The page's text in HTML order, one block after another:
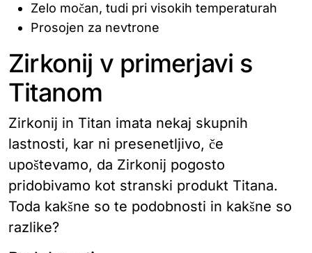
Zelo močan, tudi pri visokih temperaturah
Prosojen za nevtrone
Zirkonij v primerjavi s
Titanom
Zirkonij in Titan imata nekaj skupnih
lastnosti, kar ni presenetljivo, če
upoštevamo, da Zirkonij pogosto
pridobivamo kot stranski produkt Titana.
Toda kakšne so te podobnosti in kakšne so
razlike?